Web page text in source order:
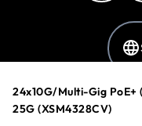
24x10G/Multi-Gig PoE+
25G (XSM4328CV)